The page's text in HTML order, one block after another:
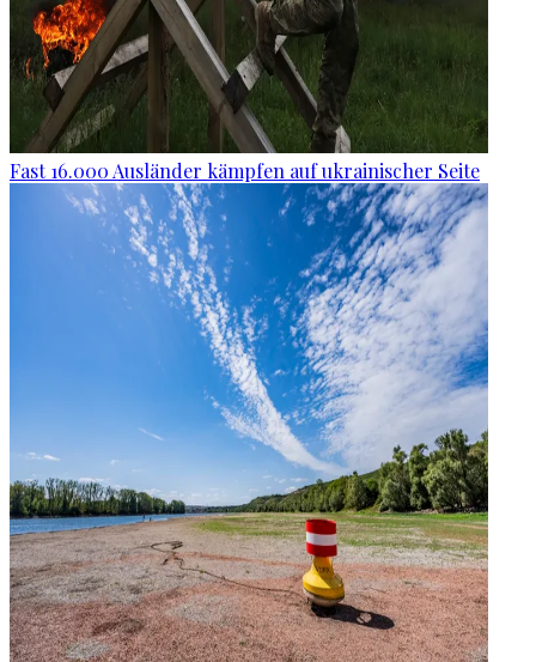
Fast 16.000 Ausländer kämpfen auf ukrainischer Seite